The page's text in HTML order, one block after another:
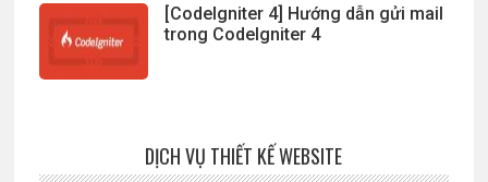
[CodeIgniter 4] Hướng dẫn gửi mail
trong CodeIgniter 4
DỊCH VỤ THIẾT KẾ WEBSITE